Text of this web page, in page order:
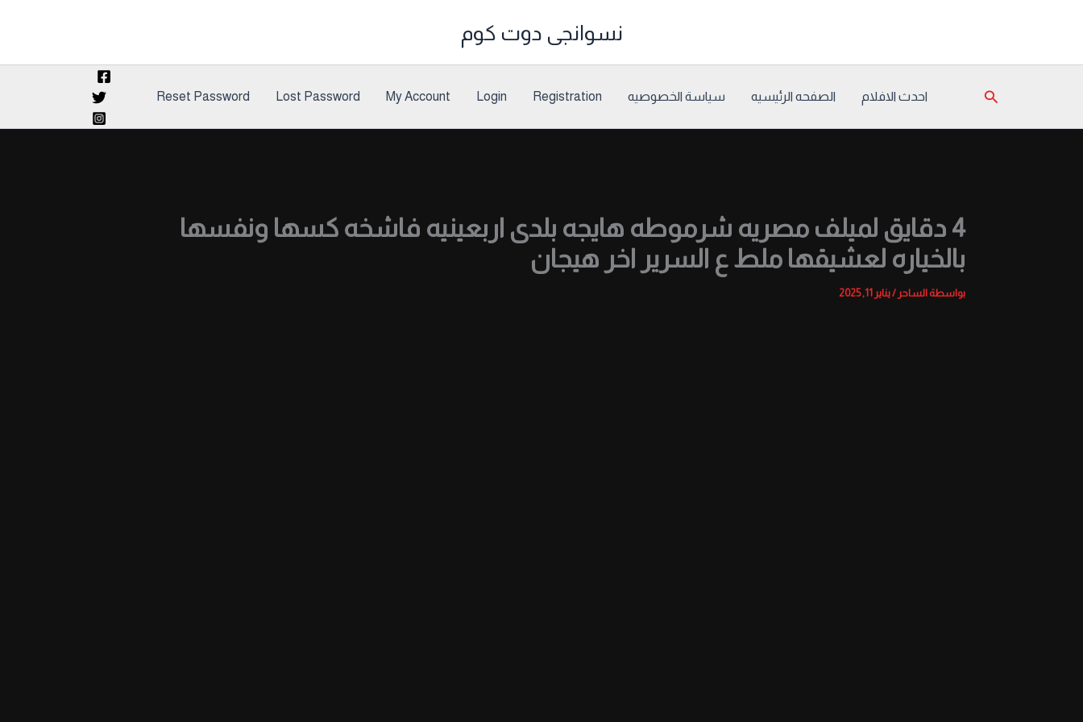
نسوانجى دوت كوم
البحث احدث الافلام الصفحه الرئيسيه سياسة الخصوصيه Registration
Login
My Account
Lost Password
Reset Password
4 دقايق لميلف مصريه شرموطه هايجه بلدى اربعينيه فاشخه كسها ونفسها
بالخياره لعشيقها ملط ع السرير اخر هيجان
بواسطة الساحر/يناير 11, 2025